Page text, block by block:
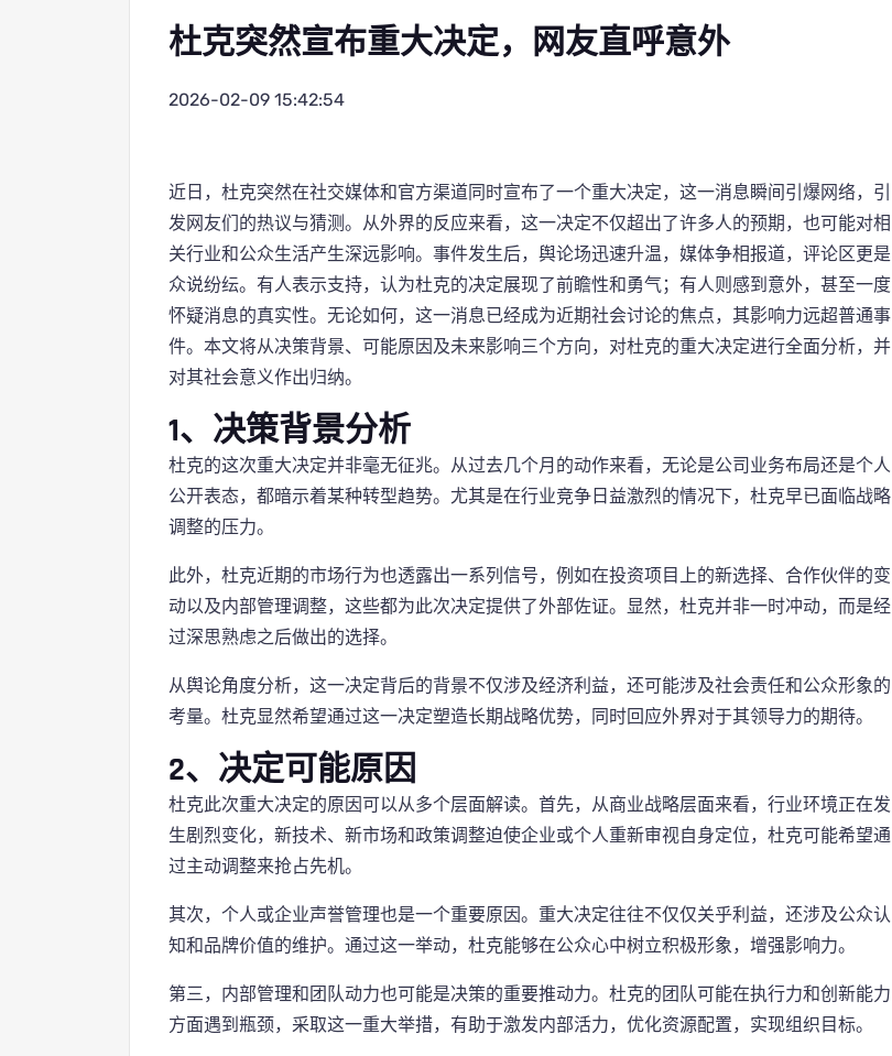
杜克突然宣布重大决定，网友直呼意外
2026-02-09 15:42:54
近日，杜克突然在社交媒体和官方渠道同时宣布了一个重大决定，这一消息瞬间引爆网络，引
发网友们的热议与猜测。从外界的反应来看，这一决定不仅超出了许多人的预期，也可能对相
关行业和公众生活产生深远影响。事件发生后，舆论场迅速升温，媒体争相报道，评论区更是
众说纷纭。有人表示支持，认为杜克的决定展现了前瞻性和勇气；有人则感到意外，甚至一度
怀疑消息的真实性。无论如何，这一消息已经成为近期社会讨论的焦点，其影响力远超普通事
件。本文将从决策背景、可能原因及未来影响三个方向，对杜克的重大决定进行全面分析，并
对其社会意义作出归纳。
1、决策背景分析
杜克的这次重大决定并非毫无征兆。从过去几个月的动作来看，无论是公司业务布局还是个人
公开表态，都暗示着某种转型趋势。尤其是在行业竞争日益激烈的情况下，杜克早已面临战略
调整的压力。
此外，杜克近期的市场行为也透露出一系列信号，例如在投资项目上的新选择、合作伙伴的变
动以及内部管理调整，这些都为此次决定提供了外部佐证。显然，杜克并非一时冲动，而是经
过深思熟虑之后做出的选择。
从舆论角度分析，这一决定背后的背景不仅涉及经济利益，还可能涉及社会责任和公众形象的
考量。杜克显然希望通过这一决定塑造长期战略优势，同时回应外界对于其领导力的期待。
2、决定可能原因
杜克此次重大决定的原因可以从多个层面解读。首先，从商业战略层面来看，行业环境正在发
生剧烈变化，新技术、新市场和政策调整迫使企业或个人重新审视自身定位，杜克可能希望通
过主动调整来抢占先机。
其次，个人或企业声誉管理也是一个重要原因。重大决定往往不仅仅关乎利益，还涉及公众认
知和品牌价值的维护。通过这一举动，杜克能够在公众心中树立积极形象，增强影响力。
第三，内部管理和团队动力也可能是决策的重要推动力。杜克的团队可能在执行力和创新能力
方面遇到瓶颈，采取这一重大举措，有助于激发内部活力，优化资源配置，实现组织目标。